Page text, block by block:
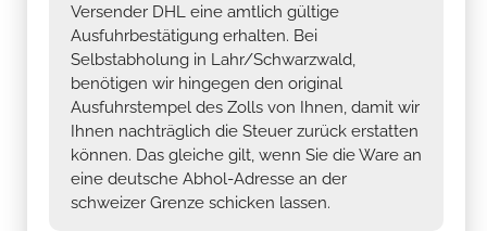
Versender DHL eine amtlich gültige
Ausfuhrbestätigung erhalten. Bei
Selbstabholung in Lahr/Schwarzwald,
benötigen wir hingegen den original
Ausfuhrstempel des Zolls von Ihnen, damit wir
Ihnen nachträglich die Steuer zurück erstatten
können. Das gleiche gilt, wenn Sie die Ware an
eine deutsche Abhol-Adresse an der
schweizer Grenze schicken lassen.